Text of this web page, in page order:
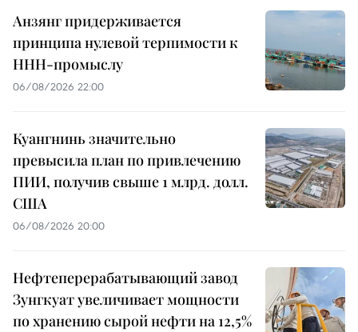
Анзянг придерживается
принципа нулевой терпимости к
ННН-промыслу
06/08/2026 22:00
Куангнинь значительно
превысила план по привлечению
ПИИ, получив свыше 1 млрд. долл.
США
06/08/2026 20:00
Нефтеперерабатывающий завод
Зунгкуат увеличивает мощности
по хранению сырой нефти на 12,5%